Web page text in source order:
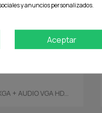
Vista rápida
+ AUDIO VGA HD...
y anuncios personalizados.
Aceptar